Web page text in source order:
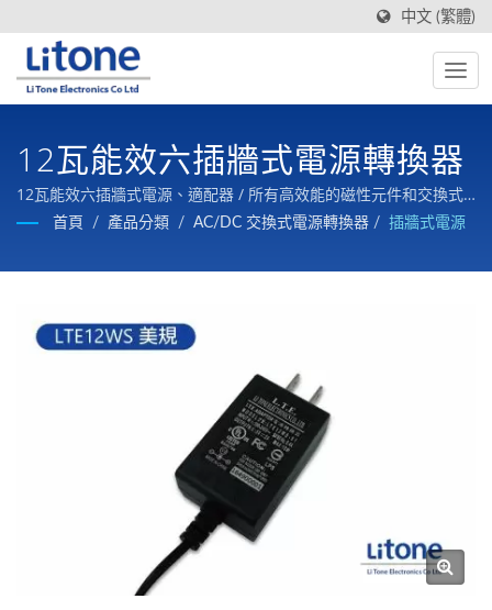
中文 (繁體)
12瓦能效六插牆式電源轉換器
12瓦能效六插牆式電源、適配器 / 所有高效能的磁性元件和交換式
電源一條龍生產，品質有保証，價格有競爭力。
首頁 / 產品分類 / AC/DC 交換式電源轉換器 / 插牆式電源